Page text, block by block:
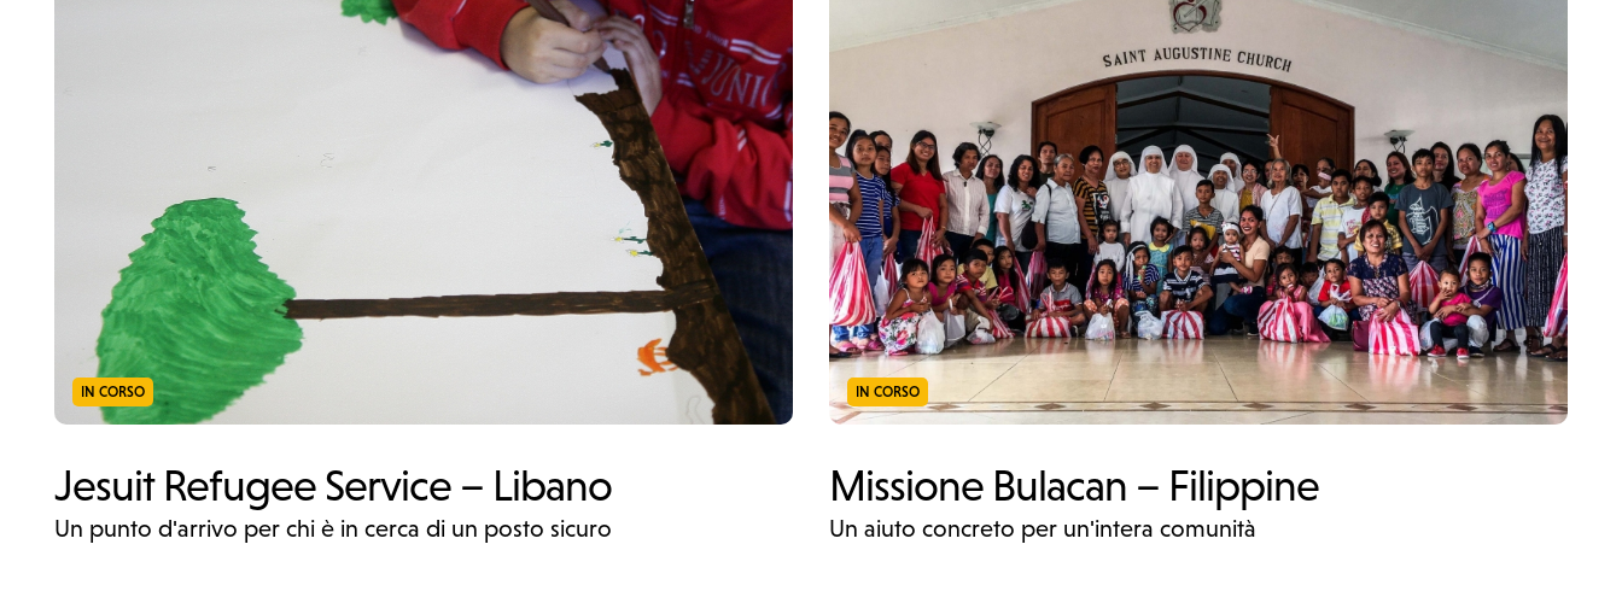
IN CORSO
Jesuit Refugee Service – Libano
Un punto d'arrivo per chi è in cerca di un posto sicuro
IN CORSO
Missione Bulacan – Filippine
Un aiuto concreto per un'intera comunità